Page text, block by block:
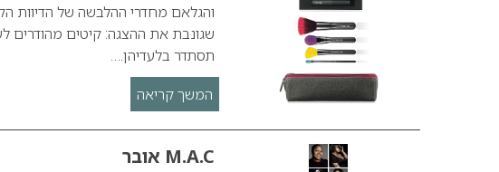
והגלאם מחדרי ההלבשה של הדיוות
שגונבת את ההצגה: קיטים מהודרים
תסתדר בלעדיהן.…
המשך קריאה
M.A.C אובר